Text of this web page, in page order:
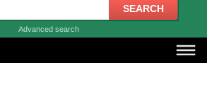
Advanced search